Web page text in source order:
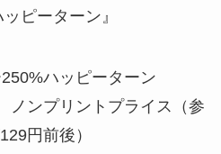
ピーターン』
ハッピーターン
ノンプリントプライス（参
円前後）